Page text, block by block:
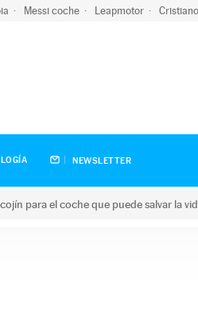
Messi coche Leapmotor
NEWSLETTER
para el coche que puede salvar la